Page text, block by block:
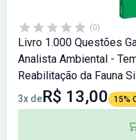
(0)
Livro 1.000 Questões
Analista Ambiental -
Reabilitação da Fauna
3x deR$ 13,00 15%